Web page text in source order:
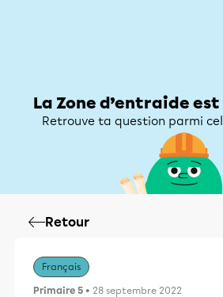
La Zone d’entraide
Retrouve ta question parmi
Retour
Français
Primaire 5 • 28 septembre 2022